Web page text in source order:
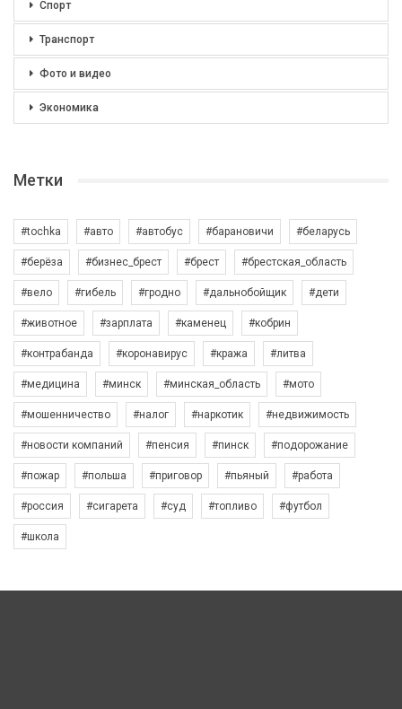
Спорт
Транспорт
Фото и видео
Экономика
Метки
#tochka #авто #автобус #барановичи #беларусь
#берёза #бизнес_брест #брест #брестская_область
#вело #гибель #гродно #дальнобойщик #дети
#животное #зарплата #каменец #кобрин
#контрабанда #коронавирус #кража #литва
#медицина #минск #минская_область #мото
#мошенничество #налог #наркотик #недвижимость
#новости компаний #пенсия #пинск #подорожание
#пожар #польша #приговор #пьяный #работа
#россия #сигарета #суд #топливо #футбол
#школа